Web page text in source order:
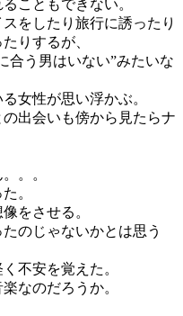
こともできない。
をしたり旅行に誘ったり
りするが、
合う男はいない”みたいな
女性が思い浮かぶ。
出会いも傍から見たらナ
。。
。
をさせる。
のじゃないかとは思う
不安を覚えた。
なのだろうか。